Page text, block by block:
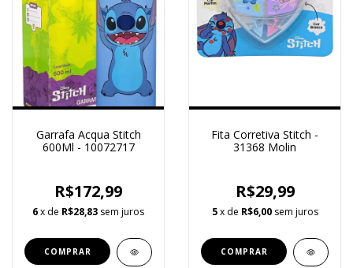
Garrafa Acqua Stitch
600Ml - 10072717
R$172,99
6x de R$28,83 sem juros
Fita Corretiva Stitch -
31368 Molin
R$29,99
5 x de R$6,00 sem juros